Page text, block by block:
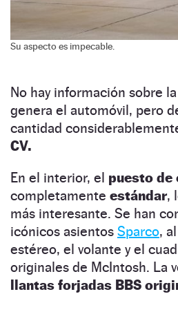
Su aspecto es impecable.
No hay información sobre
genera el automóvil, pero
cantidad
CV.
En el interior, el puesto de
completamente estándar,
más interesante. Se han
icónicos asientos Sparco,
estéreo, el volante y el
originales de McIntosh. La
llantas forjadas BBS